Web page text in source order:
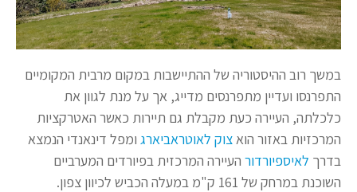
במשך רוב ההיסטוריה של ההתיישבות במקום מרבית המקומיים
התפרנסו ועדיין מתפרנסים מדייג, אך על מנת לגוון את
כלכלתה, העיירה כעת מקבלת גם תיירות כאשר האטרקציות
המרכזיות באזור הואצוק לאוטראביארג ומפל דינאנדי הנמצא
בדרך לאיספיורדור העיירה המרכזית בפיורדים המערביים
השוכנת במרחק של 161 ק"מ במעלה הכביש לכיוון צפון.